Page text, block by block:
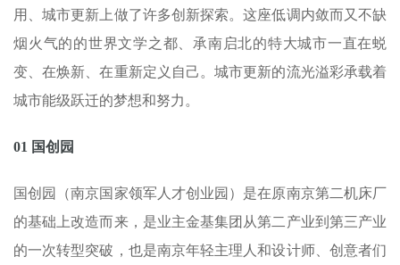
用、城市更新上做了许多创新探索。这座低调内敛而又不缺
烟火气的的世界文学之都、承南启北的特大城市一直在蜕
变、在焕新、在重新定义自己。城市更新的流光溢彩承载着
城市能级跃迁的梦想和努力。
01 国创园
国创园（南京国家领军人才创业园）是在原南京第二机床厂
的基础上改造而来，是业主金基集团从第二产业到第三产业
的一次转型突破，也是南京年轻主理人和设计师、创意者们